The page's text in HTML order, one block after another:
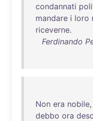
condannati
mandare i loro
riceverne.
Ferdinando
Non era nobile,
debbo ora